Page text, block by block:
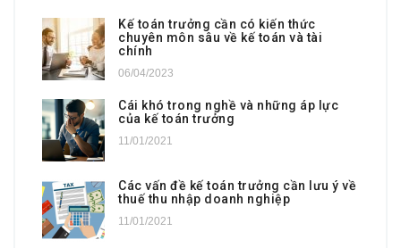
Kế toán trưởng cần có kiến thức
chuyên môn sâu về kế toán và tài
chính
06/04/2023
Cái khó trong nghề và những áp lực
của kế toán trưởng
11/01/2021
Các vấn đề kế toán trưởng cần lưu ý về
thuế thu nhập doanh nghiệp
11/01/2021